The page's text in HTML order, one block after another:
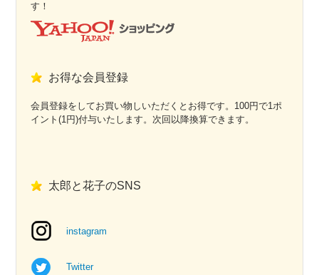
す！
お得な会員登録
会員登録をしてお買い物しいただくとお得です。100円で1ポ
イント(1円)付与いたします。次回以降換算できます。
太郎と花子のSNS
instagram
Twitter